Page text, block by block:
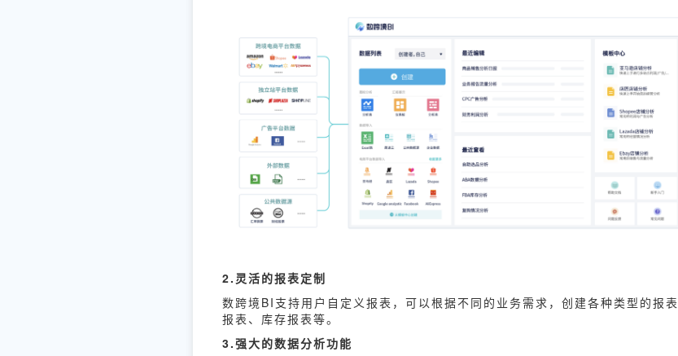
2.灵活的报表定制
数跨境BI支持用户自定义报表，可以根据不同的业务需求，创建各种类型的报
报表、库存报表等。
3.强大的数据分析功能